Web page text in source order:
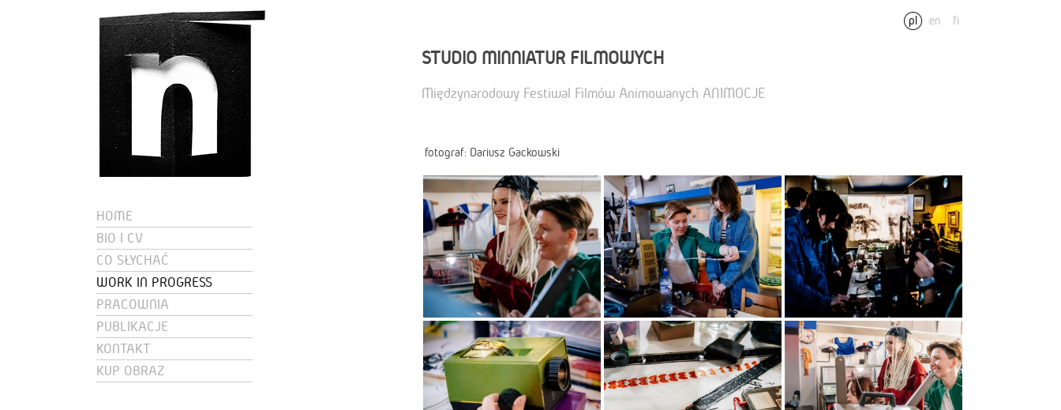
pl en fi
HOME
BIO I CV
CO SŁYCHAĆ
WORK IN PROGRESS
PRACOWNIA
PUBLIKACJE
KONTAKT
KUP OBRAZ
STUDIO MINNIATUR FILMOWYCH
Międzynarodowy Festiwal Filmów Animowanych ANIMOCJE
fotograf: Dariusz Gackowski